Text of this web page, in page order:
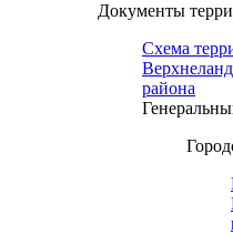
Документы
Схема
района